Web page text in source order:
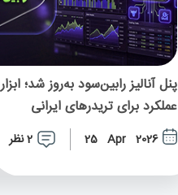
پنل آنالیز رابین‌سود به‌روز شد؛
عملکرد برای تریدرهای ایرانی
25 Apr 2026 2 نظر